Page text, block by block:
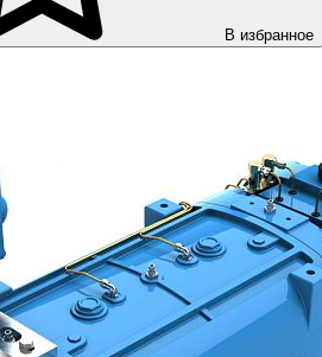
В избранное